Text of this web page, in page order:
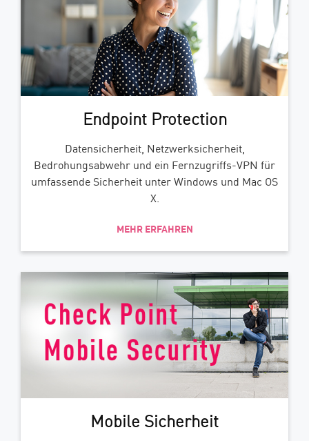
Endpoint Protection
Datensicherheit, Netzwerksicherheit,
Bedrohungsabwehr und ein Fernzugriffs-VPN für
umfassende Sicherheit unter Windows und Mac OS
X.
MEHR ERFAHREN
Mobile Sicherheit